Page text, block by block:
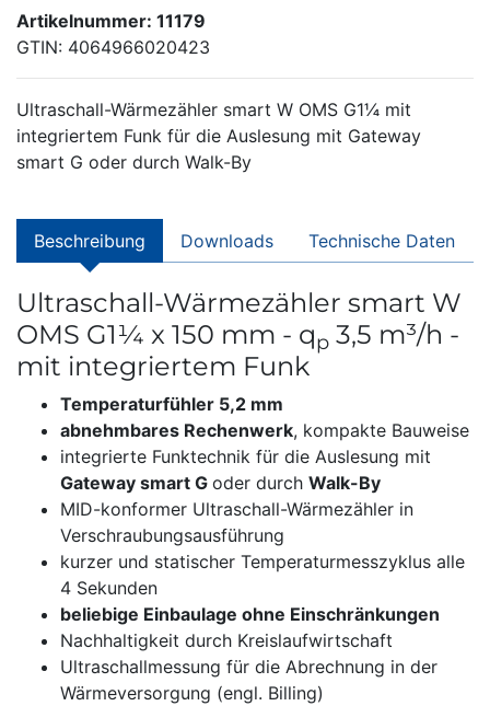
Artikelnummer: 11179
GTIN: 4064966020423
Ultraschall-Wärmezähler smart W OMS G1¼ mit
integriertem Funk für die Auslesung mit Gateway
smart G oder durch Walk-By
Beschreibung Downloads Technische Daten
Ultraschall-Wärmezähler smart W
OMS G1¼ x 150 mm - qp 3,5 m³/h -
mit integriertem Funk
Temperaturfühler 5,2 mm
abnehmbares Rechenwerk, kompakte Bauweise
integrierte Funktechnik für die Auslesung mit
Gateway smart G oder durch Walk-By
MID-konformer Ultraschall-Wärmezähler in
Verschraubungsausführung
kurzer und statischer Temperaturmesszyklus alle
4 Sekunden
beliebige Einbaulage ohne Einschränkungen
Nachhaltigkeit durch Kreislaufwirtschaft
Ultraschallmessung für die Abrechnung in der
Wärmeversorgung (engl. Billing)